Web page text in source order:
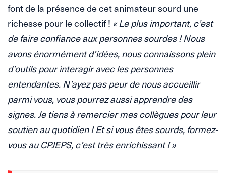
font de la présence de cet animateur sourd une
richesse pour le collectif ! « Le plus important, c’est
de faire confiance aux personnes sourdes ! Nous
avons énormément d’idées, nous connaissons plein
d’outils pour interagir avec les personnes
entendantes. N’ayez pas peur de nous accueillir
parmi vous, vous pourrez aussi apprendre des
signes. Je tiens à remercier mes collègues pour leur
soutien au quotidien ! Et si vous êtes sourds, formez-
vous au CPJEPS, c’est très enrichissant ! »